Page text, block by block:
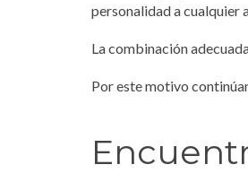
personalidad a cualquier
La combinación
Por este motivo